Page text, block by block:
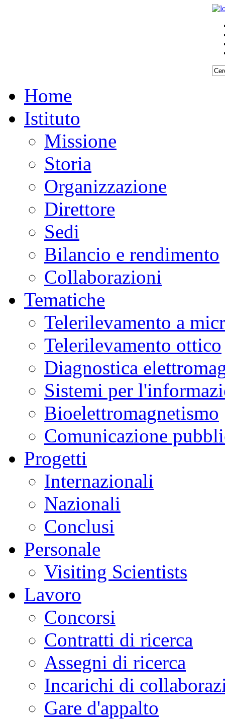
Home
Istituto
Missione
Storia
Organizzazione
Direttore
Sedi
Bilancio e rendimento
Collaborazioni
Tematiche
Telerilevamento a
Telerilevamento ottico
Diagnostica
Sistemi per
Bioelettromagnetismo
Comunicazione
Progetti
Internazionali
Nazionali
Conclusi
Personale
Visiting Scientists
Lavoro
Concorsi
Contratti di ricerca
Assegni di ricerca
Incarichi di
Gare d'appalto